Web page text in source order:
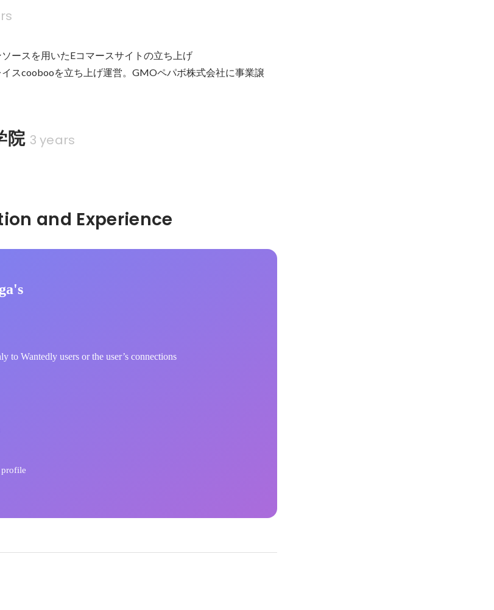
ースを用いたEコマースサイトの立ち上げ
スcoobooを立ち上げ運営。GMOペパボ株式会社に事業譲
院 3 years
to Wantedly users or the user’s connections